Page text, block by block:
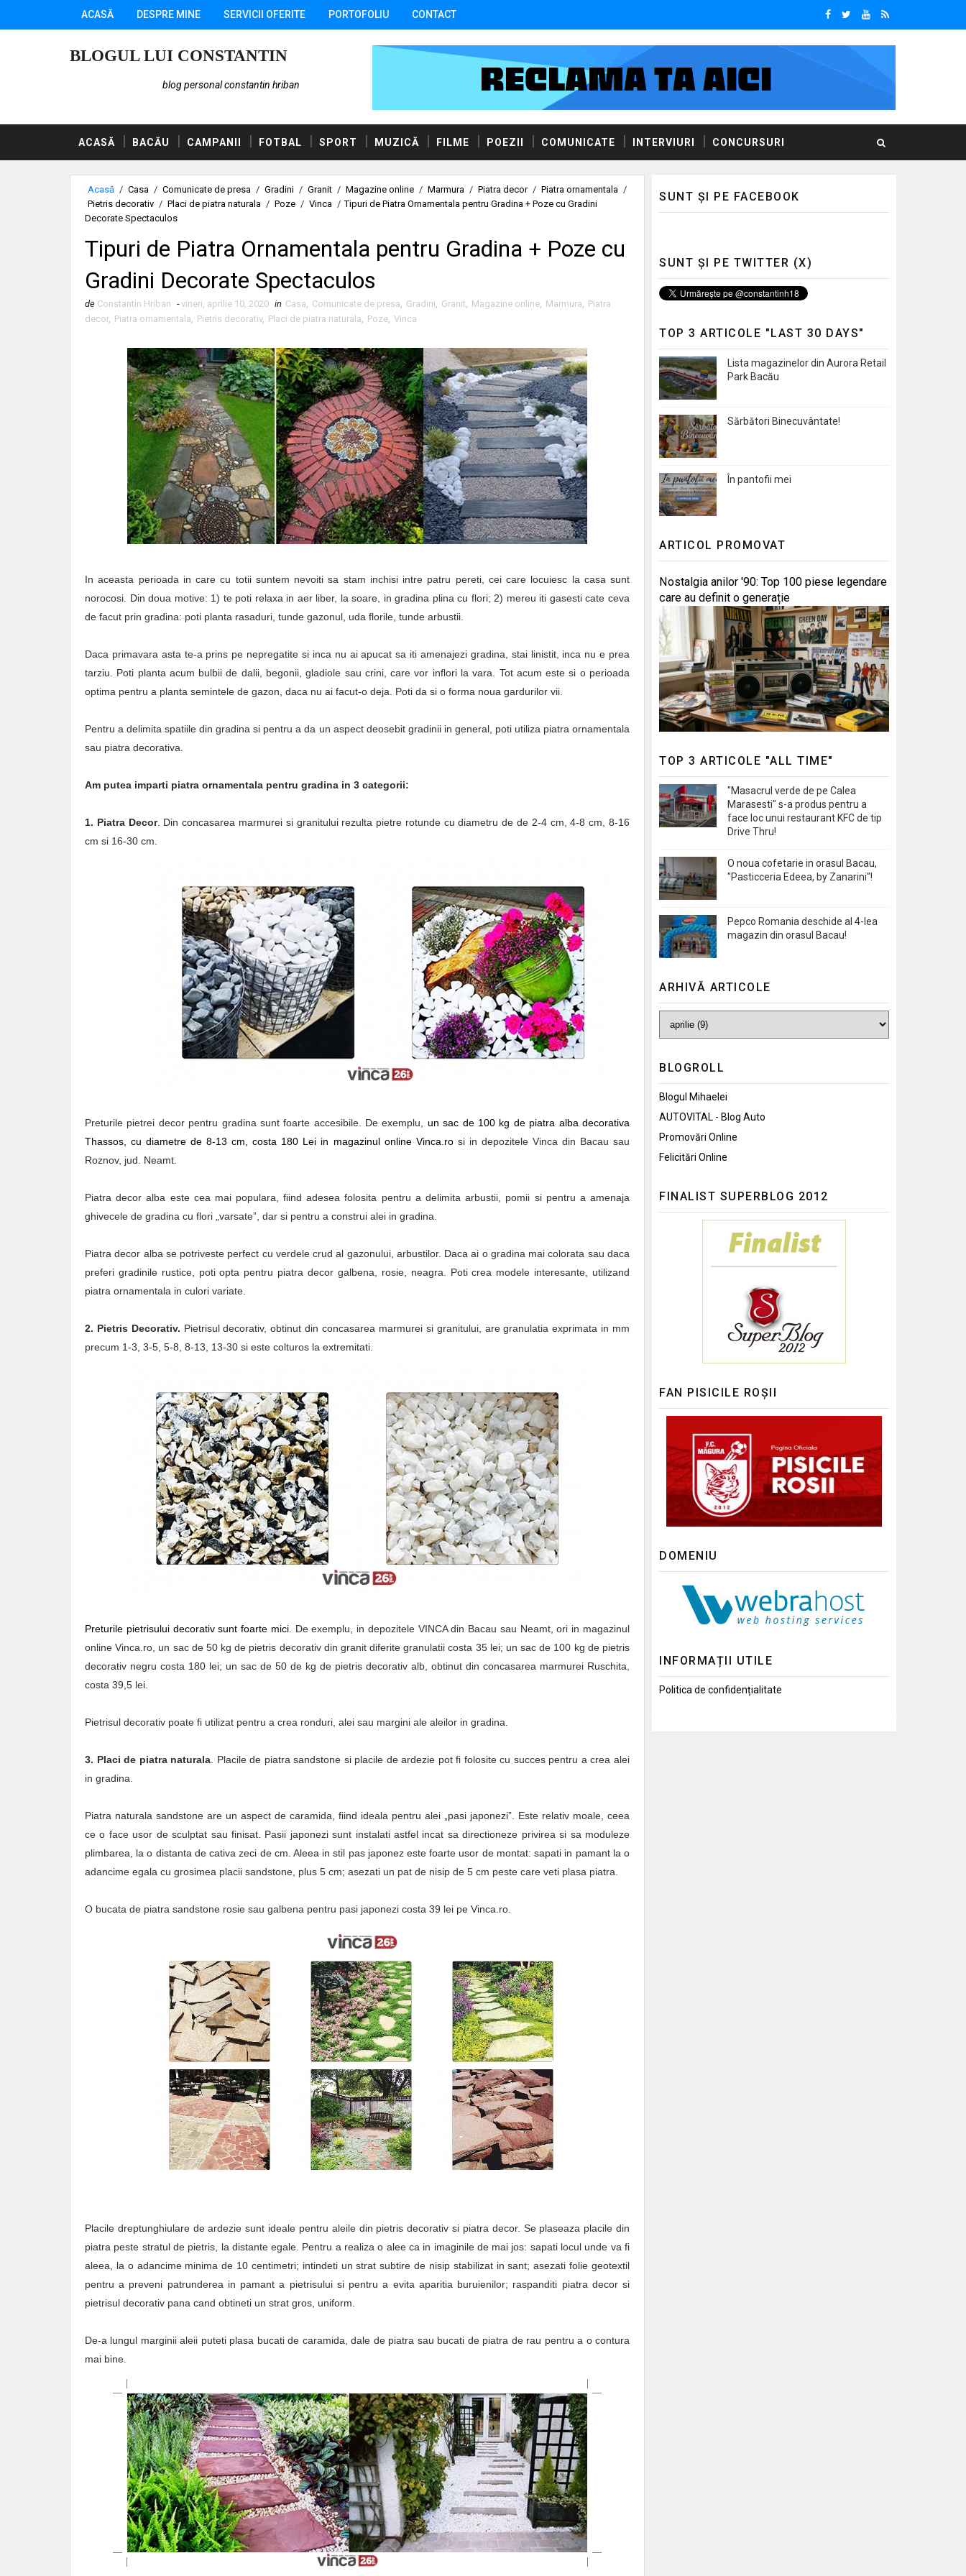
ACASĂ DESPRE MINE SERVICII OFERITE PORTOFOLIU CONTACT
BLOGUL LUI CONSTANTIN
blog personal constantin hriban
ACASĂ BACĂU CAMPANII FOTBAL SPORT MUZICĂ FILME POEZII COMUNICATE INTERVIURI CONCURSURI
Acasă / Casa / Comunicate de presa / Gradini / Granit / Magazine online / Marmura / Piatra decor / Piatra ornamentala /
Pietris decorativ / Placi de piatra naturala / Poze / Vinca / Tipuri de Piatra Ornamentala pentru Gradina + Poze cu Gradini
Decorate Spectaculos
Tipuri de Piatra Ornamentala pentru Gradina + Poze cu
Gradini Decorate Spectaculos
de Constantin Hriban - vineri, aprilie 10, 2020 in Casa, Comunicate de presa, Gradini, Granit, Magazine online, Marmura, Piatra
decor, Piatra ornamentala, Pietris decorativ, Placi de piatra naturala, Poze, Vinca
In aceasta perioada in care cu totii suntem nevoiti sa stam inchisi intre patru pereti, cei care locuiesc la casa sunt
norocosi. Din doua motive: 1) te poti relaxa in aer liber, la soare, in gradina plina cu flori; 2) mereu iti gasesti cate ceva
de facut prin gradina: poti planta rasaduri, tunde gazonul, uda florile, tunde arbustii.
Daca primavara asta te-a prins pe nepregatite si inca nu ai apucat sa iti amenajezi gradina, stai linistit, inca nu e prea
tarziu. Poti planta acum bulbii de dalii, begonii, gladiole sau crini, care vor inflori la vara. Tot acum este si o perioada
optima pentru a planta semintele de gazon, daca nu ai facut-o deja. Poti da si o forma noua gardurilor vii.
Pentru a delimita spatiile din gradina si pentru a da un aspect deosebit gradinii in general, poti utiliza piatra ornamentala
sau piatra decorativa.
Am putea imparti piatra ornamentala pentru gradina in 3 categorii:
1. Piatra Decor. Din concasarea marmurei si granitului rezulta pietre rotunde cu diametru de de 2-4 cm, 4-8 cm, 8-16
cm si 16-30 cm.
Preturile pietrei decor pentru gradina sunt foarte accesibile. De exemplu, un sac de 100 kg de piatra alba decorativa
Thassos, cu diametre de 8-13 cm, costa 180 Lei in magazinul online Vinca.rosi in depozitele Vinca din Bacau sau
Roznov, jud. Neamt.
Piatra decor alba este cea mai populara, fiind adesea folosita pentru a delimita arbustii, pomii si pentru a amenaja
ghivecele de gradina cu flori „varsate”, dar si pentru a construi alei in gradina.
Piatra decor alba se potriveste perfect cu verdele crud al gazonului, arbustilor. Daca ai o gradina mai colorata sau daca
preferi gradinile rustice, poti opta pentru piatra decor galbena, rosie, neagra. Poti crea modele interesante, utilizand
piatra ornamentala in culori variate.
2. Pietris Decorativ. Pietrisul decorativ, obtinut din concasarea marmurei si granitului, are granulatia exprimata in mm
precum 1-3, 3-5, 5-8, 8-13, 13-30 si este colturos la extremitati.
Preturile pietrisului decorativ sunt foarte mici. De exemplu, in depozitele VINCA din Bacau sau Neamt, ori in magazinul
online Vinca.ro, un sac de 50 kg de pietris decorativ din granit diferite granulatii costa 35 lei; un sac de 100 kg de pietris
decorativ negru costa 180 lei; un sac de 50 de kg de pietris decorativ alb, obtinut din concasarea marmurei Ruschita,
costa 39,5 lei.
Pietrisul decorativ poate fi utilizat pentru a crea ronduri, alei sau margini ale aleilor in gradina.
3. Placi de piatra naturala . Placile de piatra sandstone si placile de ardezie pot fi folosite cu succes pentru a crea alei
in gradina.
Piatra naturala sandstone are un aspect de caramida, fiind ideala pentru alei „pasi japonezi”. Este relativ moale, ceea
ce o face usor de sculptat sau finisat. Pasii japonezi sunt instalati astfel incat sa directioneze privirea si sa moduleze
plimbarea, la o distanta de cativa zeci de cm. Aleea in stil pas japonez este foarte usor de montat: sapati in pamant la o
adancime egala cu grosimea placii sandstone, plus 5 cm; asezati un pat de nisip de 5 cm peste care veti plasa piatra.
O bucata de piatra sandstone rosie sau galbena pentru pasi japonezi costa 39 lei pe Vinca.ro.
Placile dreptunghiulare de ardezie sunt ideale pentru aleile din pietris decorativ si piatra decor. Se plaseaza placile din
piatra peste stratul de pietris, la distante egale. Pentru a realiza o alee ca in imaginile de mai jos: sapati locul unde va fi
aleea, la o adancime minima de 10 centimetri; intindeti un strat subtire de nisip stabilizat in sant; asezati folie geotextil
pentru a preveni patrunderea in pamant a pietrisului si pentru a evita aparitia buruienilor; raspanditi piatra decor si
pietrisul decorativ pana cand obtineti un strat gros, uniform.
De-a lungul marginii aleii puteti plasa bucati de caramida, dale de piatra sau bucati de piatra de rau pentru a o contura
mai bine.
SUNT ȘI PE FACEBOOK
SUNT ȘI PE TWITTER (X)
TOP 3 ARTICOLE "LAST 30 DAYS"
Lista magazinelor din Aurora Retail
Park Bacău
Sărbători Binecuvântate!
În pantofii mei
ARTICOL PROMOVAT
Nostalgia anilor '90: Top 100 piese legendare
care au definit o generație
TOP 3 ARTICOLE "ALL TIME"
"Masacrul verde de pe Calea
Marasesti" s-a produs pentru a
face loc unui restaurant KFC de tip
Drive Thru!
O noua cofetarie in orasul Bacau,
"Pasticceria Edeea, by Zanarini"!
Pepco Romania deschide al 4-lea
magazin din orasul Bacau!
ARHIVĂ ARTICOLE
BLOGROLL
Blogul Mihaelei
AUTOVITAL - Blog Auto
Promovări Online
Felicitări Online
FINALIST SUPERBLOG 2012
FAN PISICILE ROȘII
DOMENIU
INFORMAȚII UTILE
Politica de confidențialitate